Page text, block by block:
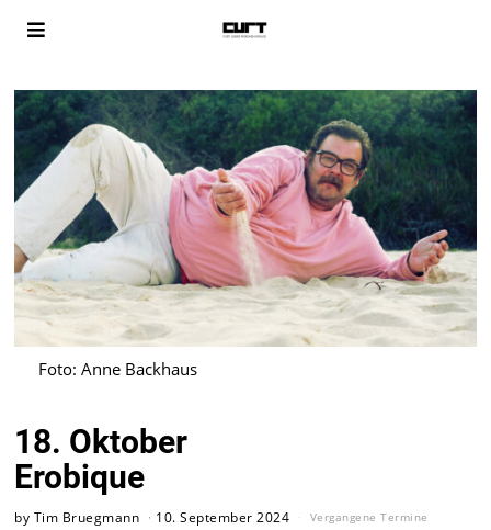
Foto: Anne Backhaus
18. Oktober
Erobique
by Tim Bruegmann 10. September 2024 Vergangene Termine